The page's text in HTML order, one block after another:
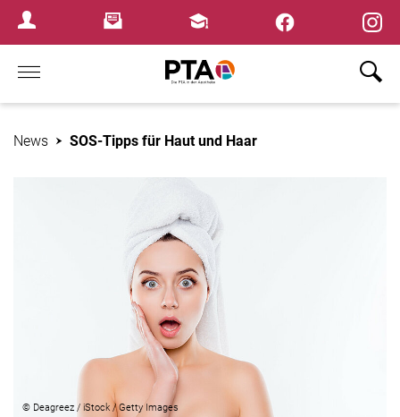
Login MenuNewsletterFortbildungen
Home
News SOS-Tipps für Haut und Haar
© Deagreez / iStock / Getty Images
×